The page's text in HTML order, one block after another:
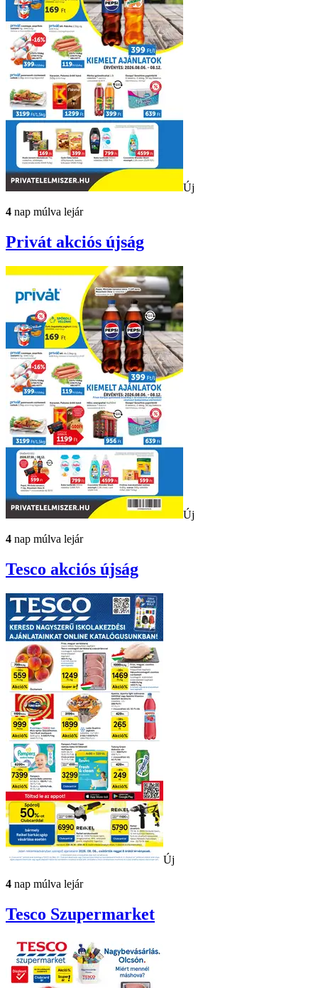
Új
4 nap múlva lejár
Privát akciós újság
Új
4 nap múlva lejár
Tesco akciós újság
Új
4 nap múlva lejár
Tesco Szupermarket